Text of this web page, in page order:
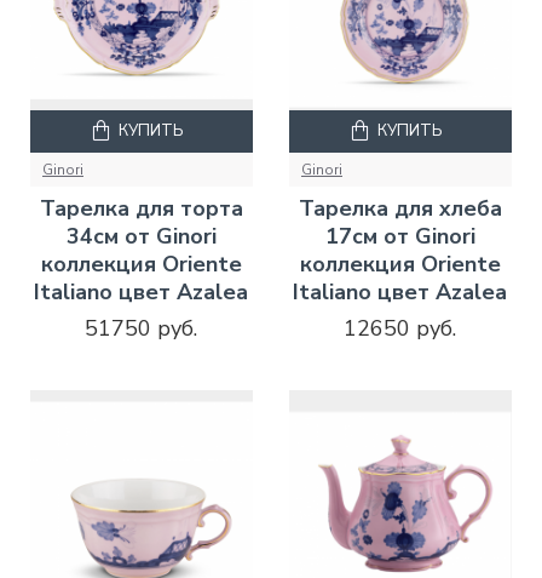
Ginori
Тарелка для торта
34см от Ginori
коллекция Oriente
Italiano цвет Azalea
51750 руб.
КУПИТЬ
Ginori
Тарелка для хлеба
17см от Ginori
коллекция Oriente
Italiano цвет Azalea
12650 руб.
КУПИТЬ